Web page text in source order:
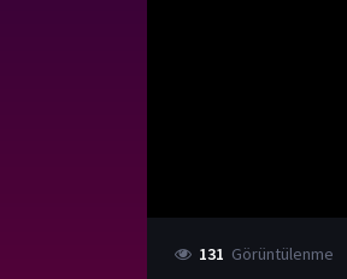
131 Görüntülenme